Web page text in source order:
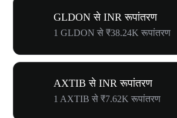
GLDON से INR रूपांतरण
1 GLDON से ₹38.24K रूपांतरण
AXTIB से INR रूपांतरण
1 AXTIB से ₹7.62K रूपांतरण